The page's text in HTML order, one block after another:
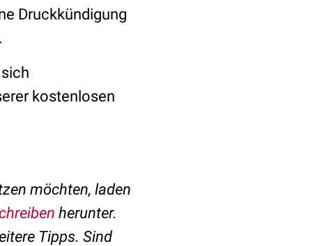
Druckkündigung
kostenlosen
möchten, laden
herunter.
Tipps. Sind